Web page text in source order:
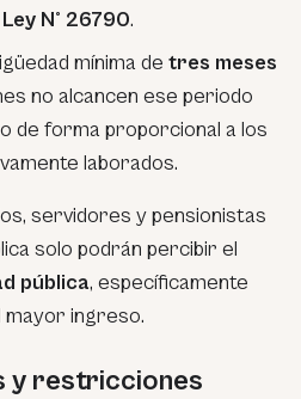
Ley N° 26790.
mínima de tres meses
no alcancen ese periodo
de forma proporcional a los
laborados.
servidores y pensionistas
solo podrán percibir el
pública, específicamente
mayor ingreso.
y restricciones